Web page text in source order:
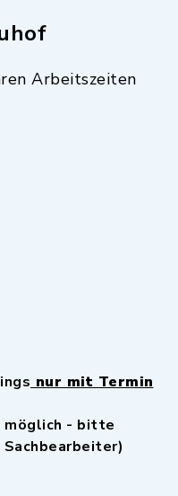
Arbeitszeiten
nur mit Termin
möglich - bitte